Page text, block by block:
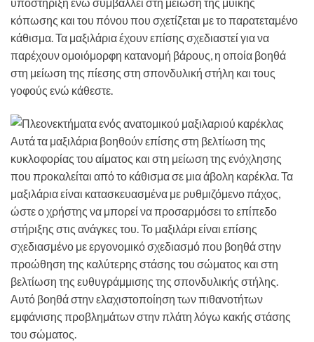
κόπωσης και του πόνου που σχετίζεται με το παρατεταμένο
κάθισμα. Τα μαξιλάρια έχουν επίσης σχεδιαστεί για να
παρέχουν ομοιόμορφη κατανομή βάρους, η οποία βοηθά
στη μείωση της πίεσης στη σπονδυλική στήλη και τους
γοφούς ενώ κάθεστε.
Αυτά τα μαξιλάρια βοηθούν επίσης στη βελτίωση της
κυκλοφορίας του αίματος και στη μείωση της ενόχλησης
που προκαλείται από το κάθισμα σε μια άβολη καρέκλα. Τα
μαξιλάρια είναι κατασκευασμένα με ρυθμιζόμενο πάχος,
ώστε ο χρήστης να μπορεί να προσαρμόσει το επίπεδο
στήριξης στις ανάγκες του. Το μαξιλάρι είναι επίσης
σχεδιασμένο με εργονομικό σχεδιασμό που βοηθά στην
προώθηση της καλύτερης στάσης του σώματος και στη
βελτίωση της ευθυγράμμισης της σπονδυλικής στήλης.
Αυτό βοηθά στην ελαχιστοποίηση των πιθανοτήτων
εμφάνισης προβλημάτων στην πλάτη λόγω κακής στάσης
του σώματος.